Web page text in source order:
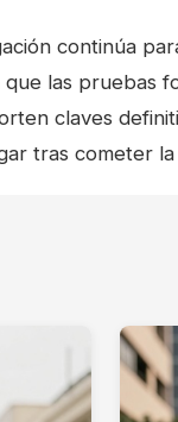
continúa
las pruebas
claves
tras cometer la